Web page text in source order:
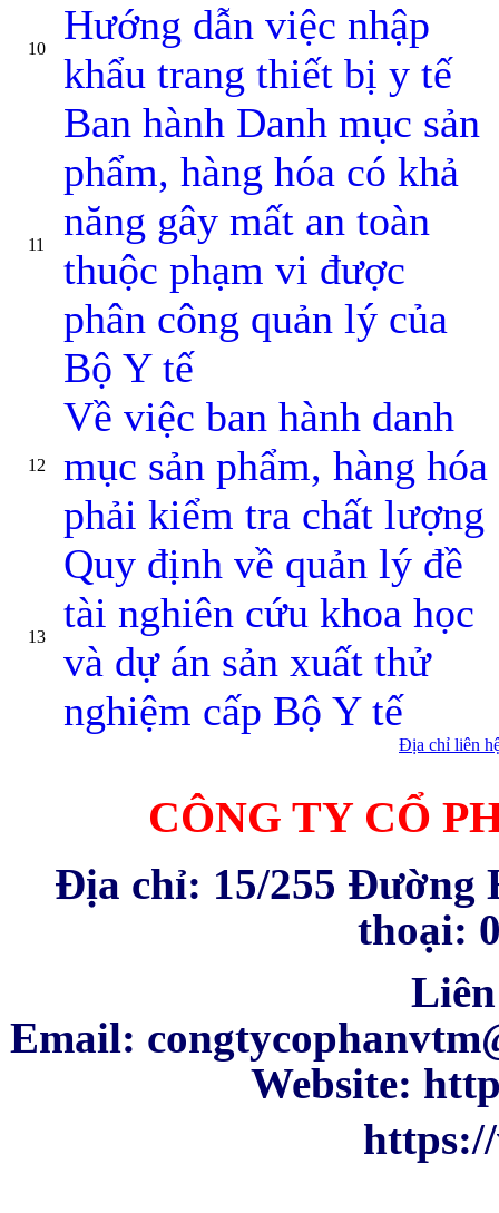
10
Hướng dẫn việc nhập
khẩu trang thiết bị y tế
11
Ban hành Danh mục sản
phẩm, hàng hóa có khả
năng gây mất an toàn
thuộc phạm vi được
phân công quản lý của
Bộ Y tế
12
Về việc ban hành danh
mục sản phẩm, hàng hóa
phải kiểm tra chất lượng
13
Quy định về quản lý đề
tài nghiên cứu khoa học
và dự án sản xuất thử
nghiệm cấp Bộ Y tế
Địa chỉ liên
CÔNG TY CỔ
Địa chỉ: 15/255 Đường
thoại:
Liên hệ : VTM
Email:
Website: